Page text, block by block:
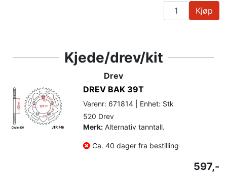
Kjøp
Kjede/drev/kit
Drev
DREV BAK 39T
Varenr: 671814 | Enhet: Stk
520 Drev
Merk: Alternativ tanntall.
Ca. 40 dager fra bestilling
597,-